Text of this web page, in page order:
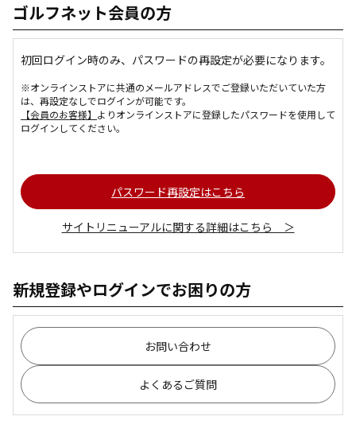
ゴルフネット会員の方
初回ログイン時のみ、パスワードの再設定が必要になります。
※オンラインストアに共通のメールアドレスでご登録いただいていた方
は、再設定なしでログインが可能です。
【会員のお客様】 よりオンラインストアに登録したパスワードを使用して
ログインしてください。
パスワード再設定はこちら
サイトリニューアルに関する詳細はこちら ＞
新規登録やログインでお困りの方
お問い合わせ
よくあるご質問